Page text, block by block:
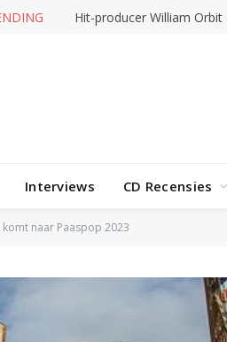
Hit-producer William Orbit
Interviews CD Recensies
naar Paaspop 2023